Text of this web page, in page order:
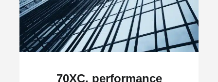
70XC, performance